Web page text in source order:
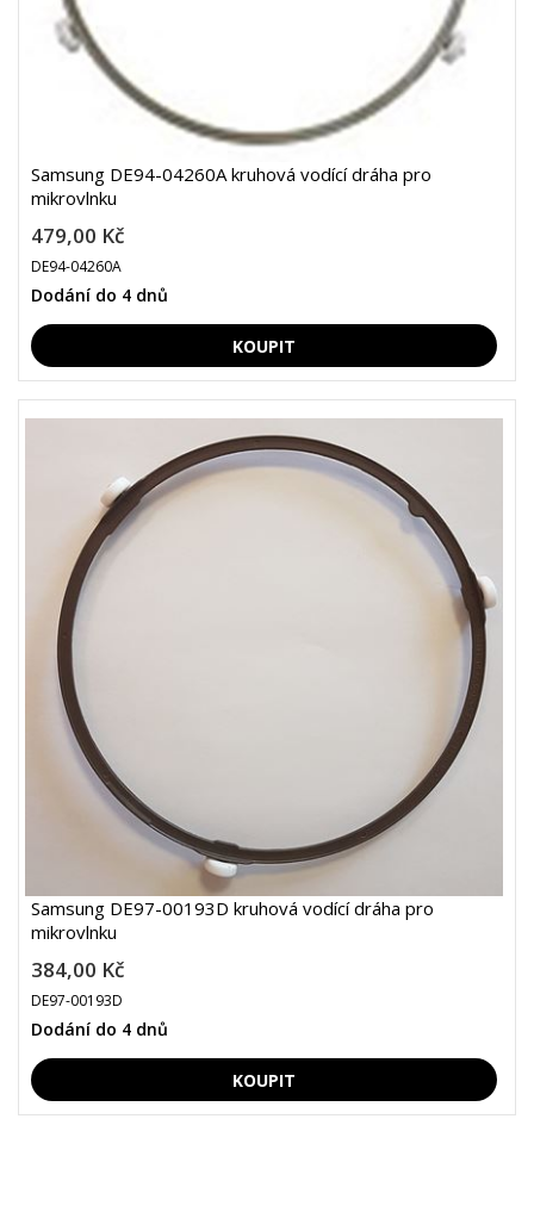
Samsung DE94-04260A kruhová vodící dráha pro
mikrovlnku
479,00 Kč
DE94-04260A
Dodání do 4 dnů
Samsung DE97-00193D kruhová vodící dráha pro
mikrovlnku
384,00 Kč
DE97-00193D
Dodání do 4 dnů